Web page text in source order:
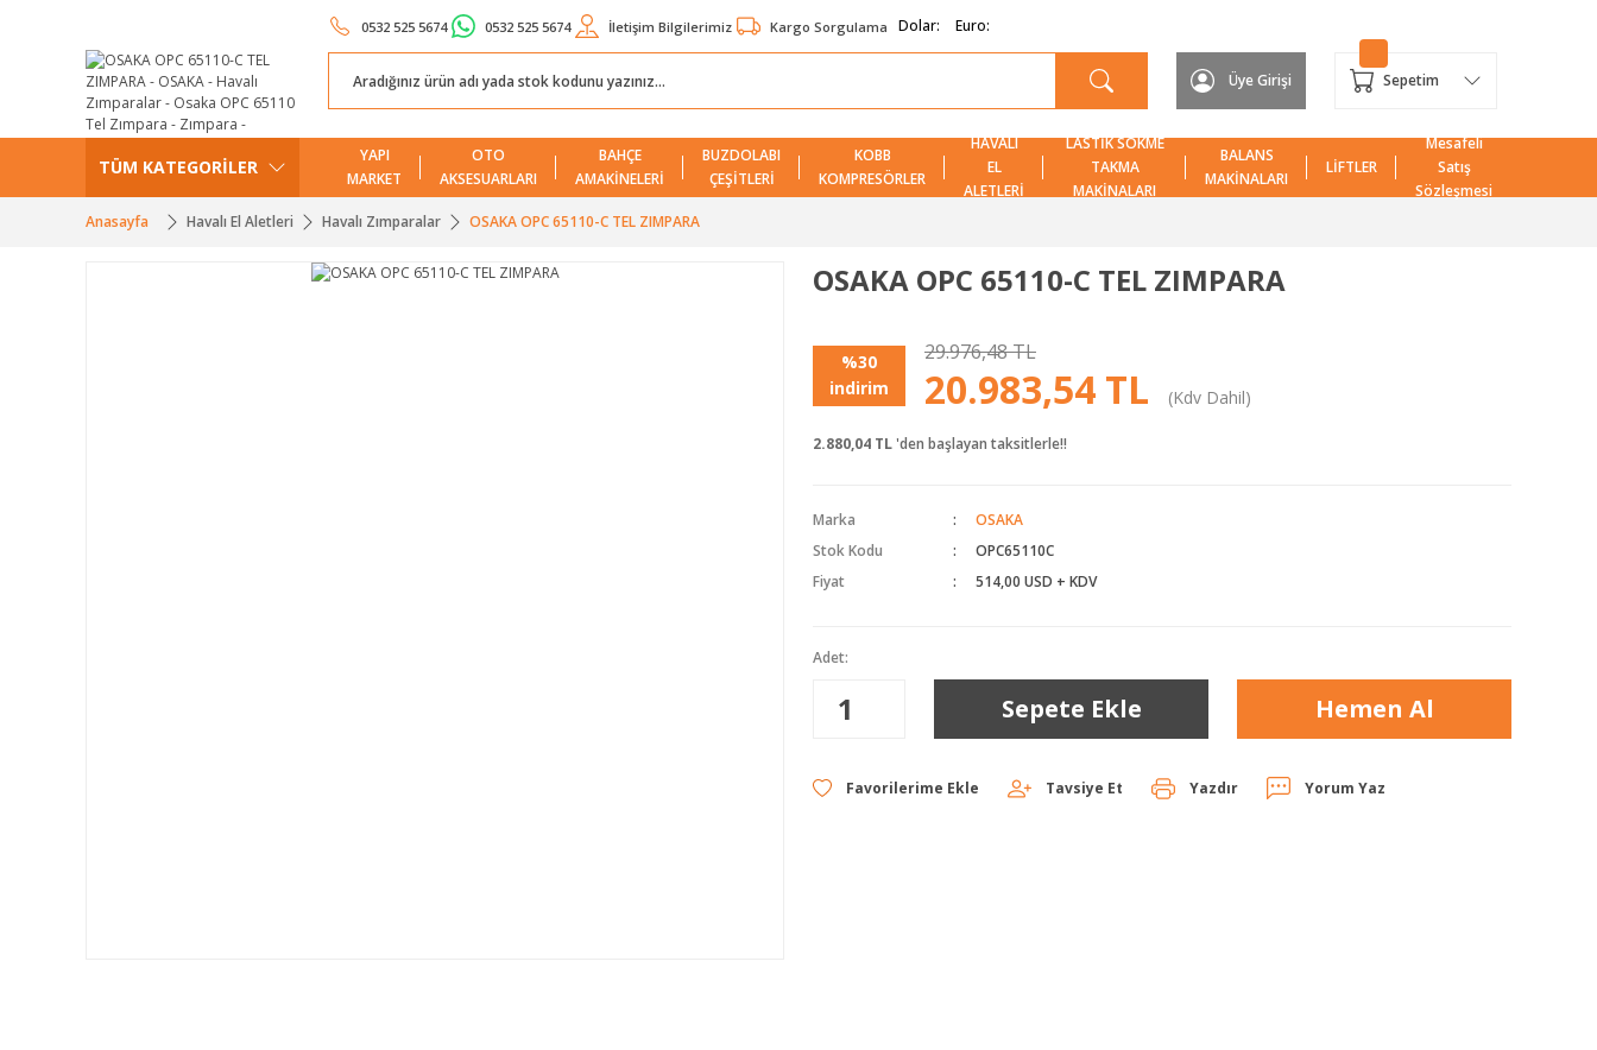
0532 525 5674 0532 525 5674 İletişim Bilgilerimiz Kargo Sorgulama Dolar: Euro:
Üye Girişi Sepetim
TÜM KATEGORİLER
YAPI
MARKET
OTO
AKSESUARLARI
BAHÇE
AMAKİNELERİ
BUZDOLABI
ÇEŞİTLERİ
KOBB
KOMPRESÖRLER
HAVALI
EL
ALETLERİ
LASTİK SÖKME
TAKMA
MAKİNALARI
BALANS
MAKİNALARI
LİFTLER
Mesafeli
Satış
Sözleşmesi
Anasayfa
Havalı El Aletleri Havalı Zımparalar OSAKA OPC 65110-C TEL ZIMPARA
OSAKA OPC 65110-C TEL ZIMPARA
%30
indirim
29.976,48 TL
20.983,54 TL (Kdv Dahil)
2.880,04 TL'den başlayan taksitlerle!!
Marka
OSAKA
Stok Kodu
OPC65110C
Fiyat
514,00 USD + KDV
Adet:
Sepete Ekle Hemen Al
Tavsiye Et Yazdır Yorum Yaz